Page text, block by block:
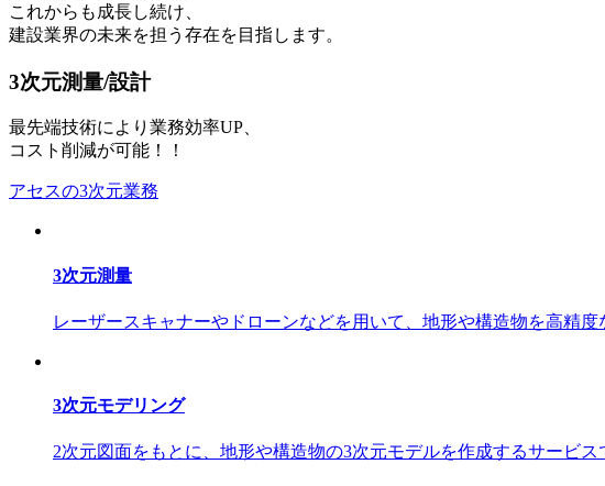
これからも成長し続け、
建設業界の未来を担う存在を目指します。
3次元測量/設計
最先端技術により業務効率UP、
コスト削減が可能！！
アセスの3次元業務
3次元測量
レーザースキャナーやドローンなどを用いて、地形や構造物を高精
3次元モデリング
2次元図面をもとに、地形や構造物の3次元モデルを作成するサービス